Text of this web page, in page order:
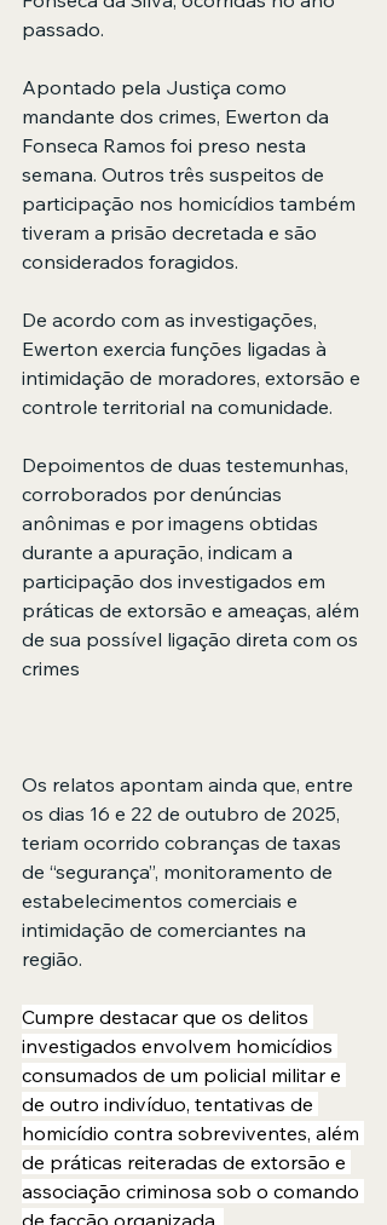
passado.
Apontado pela Justiça como
mandante dos crimes, Ewerton da
Fonseca Ramos foi preso nesta
semana. Outros três suspeitos de
participação nos homicídios também
tiveram a prisão decretada e são
considerados foragidos.
De acordo com as investigações,
Ewerton exercia funções ligadas à
intimidação de moradores, extorsão e
controle territorial na comunidade.
Depoimentos de duas testemunhas,
corroborados por denúncias
anônimas e por imagens obtidas
durante a apuração, indicam a
participação dos investigados em
práticas de extorsão e ameaças, além
de sua possível ligação direta com os
crimes
Os relatos apontam ainda que, entre
os dias 16 e 22 de outubro de 2025,
teriam ocorrido cobranças de taxas
de “segurança”, monitoramento de
estabelecimentos comerciais e
intimidação de comerciantes na
região.
Cumpre destacar que os delitos
investigados envolvem homicídios
consumados de um policial militar e
de outro indivíduo, tentativas de
homicídio contra sobreviventes, além
de práticas reiteradas de extorsão e
associação criminosa sob o comando
de facção organizada.